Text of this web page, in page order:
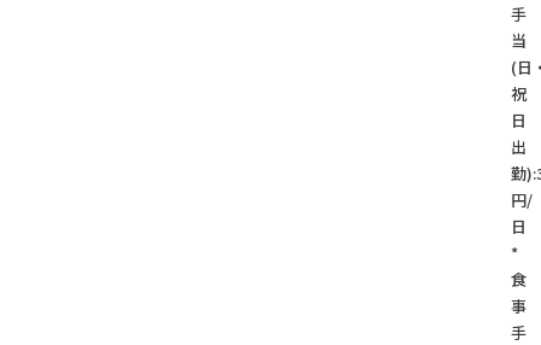
手
当
(日
祝
日
出
勤
円/
日
*
食
事
手